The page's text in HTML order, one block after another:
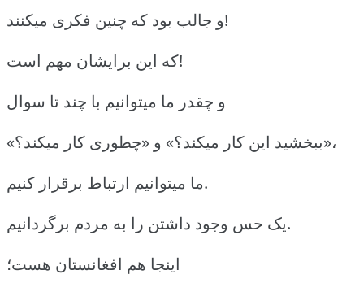
و جالب بود که چنین فکری میکنند!
که این برایشان مهم است!
و چقدر ما میتوانیم با چند تا سوال
«ببخشید این کار میکند؟» و «چطوری کار میکند؟»،
ما میتوانیم ارتباط برقرار کنیم.
یک حس وجود داشتن را به مردم برگردانیم.
اینجا هم افغانستان هست؛